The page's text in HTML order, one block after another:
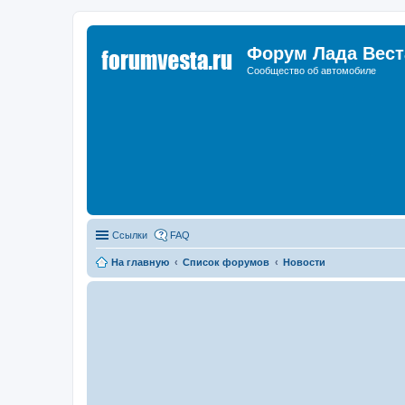
Форум Лада
Сообщество об автомобиле
Ссылки FAQ
На главную Список форумов Новости